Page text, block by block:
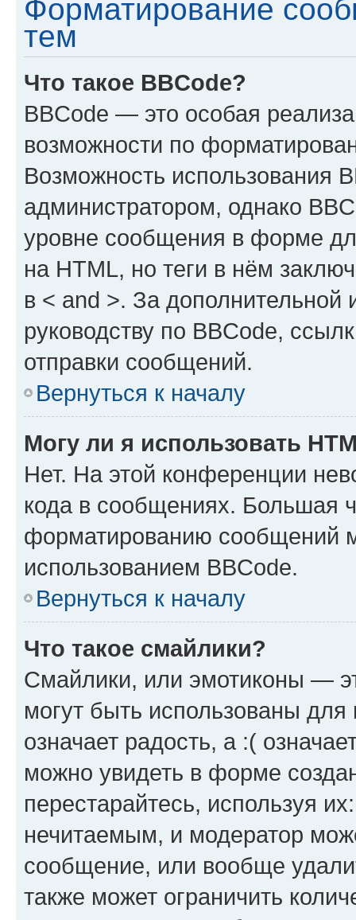
Форматирование
тем
Что такое BBCode?
BBCode — это особая
возможности по
Возможность использования
администратором, однако
уровне сообщения в форме
на HTML, но теги в нём
в < and >. За
руководству по BBCode,
отправки сообщений.
Вернуться к началу
Могу ли я использовать
Нет. На этой конференции
кода в сообщениях. Большая
форматированию сообщений
использованием BBCode.
Вернуться к началу
Что такое смайлики?
Смайлики, или эмотиконы —
могут быть использованы
означает радость, а :(
можно увидеть в форме
перестарайтесь, используя
нечитаемым, и модератор
сообщение, или вообще
также может ограничить